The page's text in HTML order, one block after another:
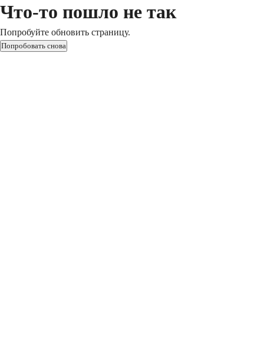
Что-то пошло не так
Попробуйте обновить страницу.
Попробовать снова